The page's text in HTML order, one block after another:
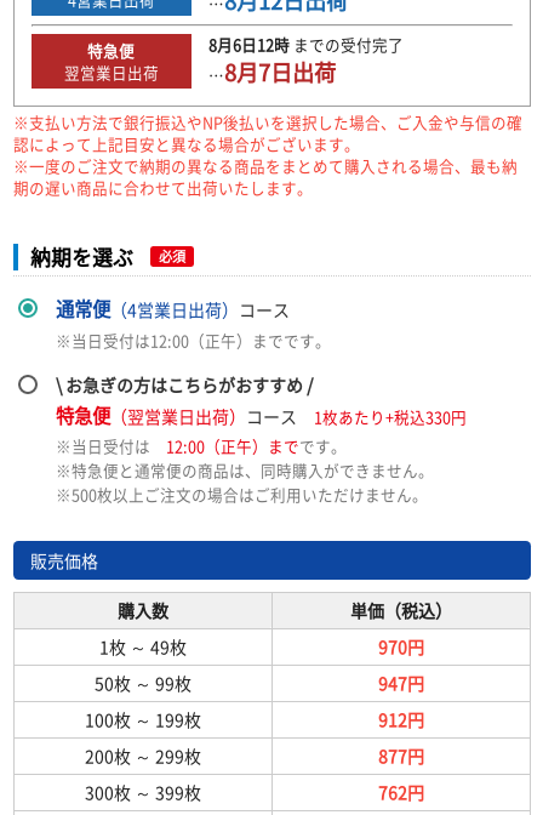
特急便
翌営業日出荷
8月6日12時までの受付完了
…8月7日出荷
※支払い方法で銀行振込やNP後払いを選択した場合、ご入金や与信の確
認によって上記目安と異なる場合がございます。
※一度のご注文で納期の異なる商品をまとめて購入される場合、最も納
期の遅い商品に合わせて出荷いたします。
納期を選ぶ 必須
通常便（4営業日出荷） コース
※当日受付は12:00（正午）までです。
\ お急ぎの方はこちらがおすすめ /
特急便（翌営業日出荷） コース
1枚あたり+税込330円
※当日受付は 12:00（正午）までです。
※特急便と通常便の商品は、同時購入ができません。
※500枚以上ご注文の場合はご利用いただけません。
販売価格
購入数
単価（税込）
1枚 ～ 49枚
970円
50枚 ～ 99枚
947円
100枚 ～ 199枚
912円
200枚 ～ 299枚
877円
300枚 ～ 399枚
762円